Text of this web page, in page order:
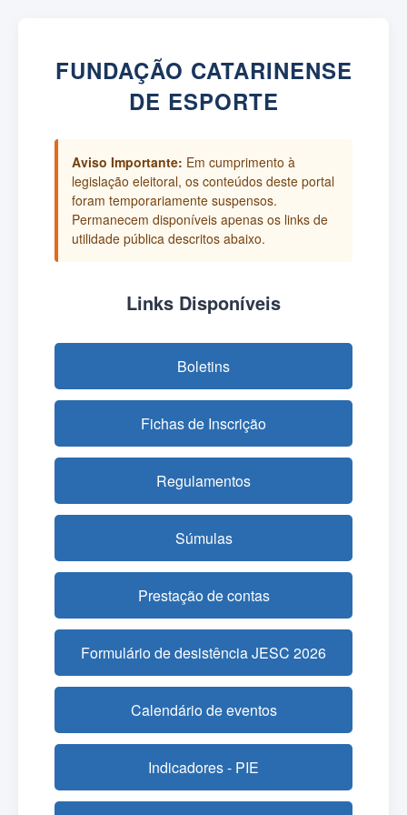
FUNDAÇÃO CATARINENSE
DE ESPORTE
Aviso Importante: Em cumprimento à
legislação eleitoral, os conteúdos deste portal
foram temporariamente suspensos.
Permanecem disponíveis apenas os links de
utilidade pública descritos abaixo.
Links Disponíveis
Boletins
Fichas de Inscrição
Regulamentos
Súmulas
Prestação de contas
Formulário de desistência JESC 2026
Calendário de eventos
Indicadores - PIE